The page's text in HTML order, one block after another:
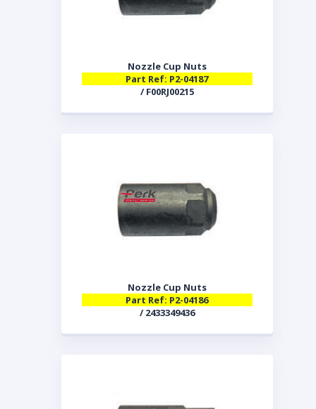
Nozzle Cup Nuts
Part Ref: P2-04187
/ F00RJ00215
Nozzle Cup Nuts
Part Ref: P2-04186
/ 2433349436